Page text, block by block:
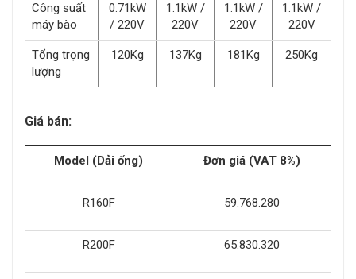
Công suất
máy bào
0.71kW
/ 220V
1.1kW /
220V
1.1kW /
220V
1.1kW /
220V
Tổng trọng
lượng
120Kg 137Kg 181Kg 250Kg
Giá bán:
Model (Dải ống) Đơn giá (VAT 8%)
R160F 59.768.280
R200F 65.830.320